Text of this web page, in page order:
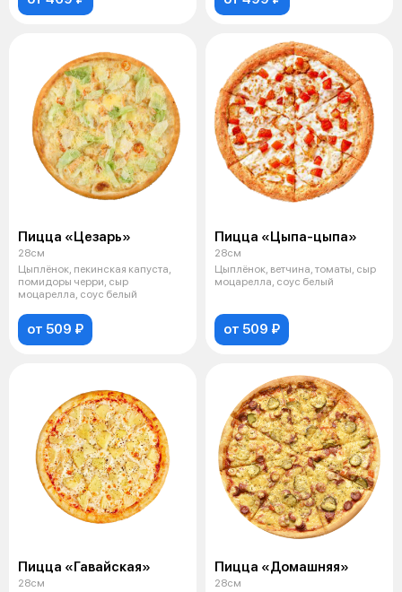
Пицца «Цезарь»
28см
Цыплёнок, пекинская капуста,
помидоры черри, сыр
моцарелла, соус белый
от 509 ₽
Пицца «Цыпа-цыпа»
28см
Цыплёнок, ветчина, томаты, сыр
моцарелла, соус белый
от 509 ₽
Пицца «Гавайская»
28см
Пицца «Домашняя»
28см